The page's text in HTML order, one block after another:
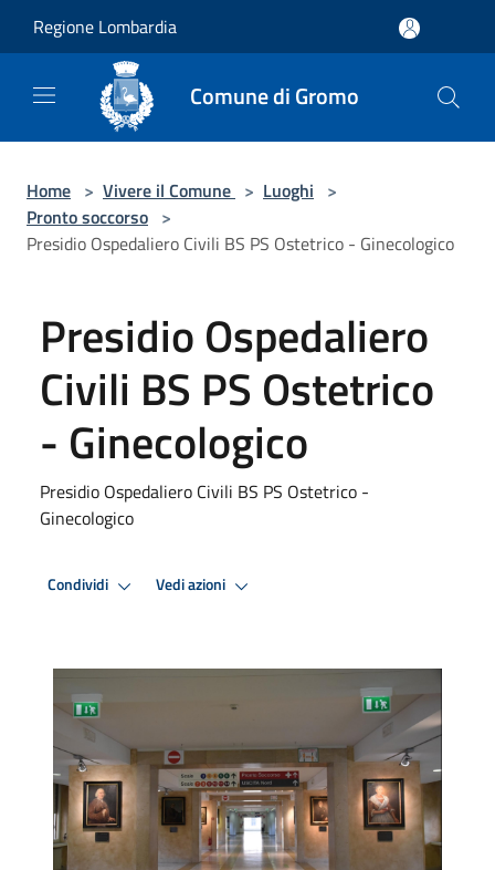
Regione Lombardia
Comune di Gromo
Home > Vivere il Comune > Luoghi >
Pronto soccorso >
Presidio Ospedaliero Civili BS PS Ostetrico - Ginecologico
Presidio Ospedaliero
Civili BS PS Ostetrico
- Ginecologico
Presidio Ospedaliero Civili BS PS Ostetrico -
Ginecologico
Condividi Vedi azioni